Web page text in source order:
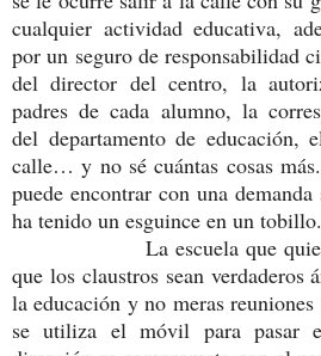
cualquier actividad educativa,
por un seguro de responsabilidad
del director del centro, la
padres de cada alumno, la
del departamento de
calle… y no sé cuántas cosas
puede encontrar con una
ha tenido un esguince en un tobillo.
La escuela que quiero
que los claustros sean verdaderos
la educación y no meras
se utiliza el móvil para pasar